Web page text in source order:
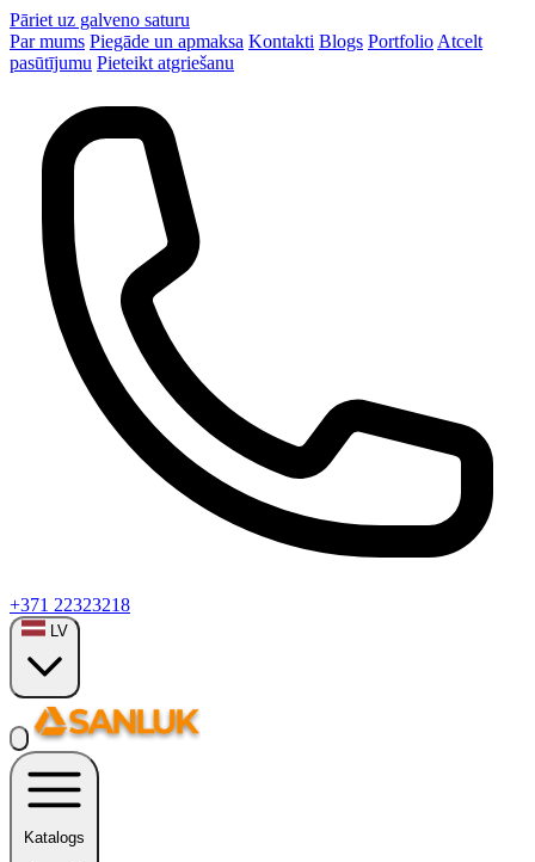
Pāriet uz galveno saturu
Par mums Piegāde un apmaksa Kontakti Blogs Portfolio Atcelt
pasūtījumu Pieteikt atgriešanu
+371 22323218
LV
Katalogs